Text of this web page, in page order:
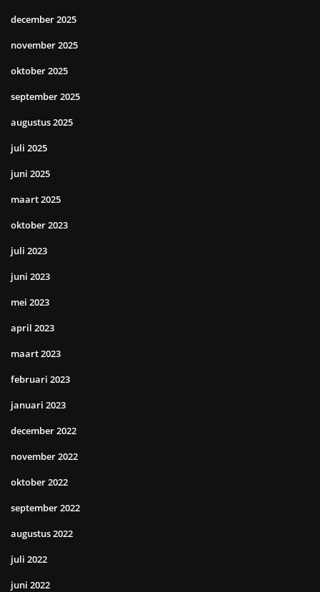
december 2025
november 2025
oktober 2025
september 2025
augustus 2025
juli 2025
juni 2025
maart 2025
oktober 2023
juli 2023
juni 2023
mei 2023
april 2023
maart 2023
februari 2023
januari 2023
december 2022
november 2022
oktober 2022
september 2022
augustus 2022
juli 2022
juni 2022